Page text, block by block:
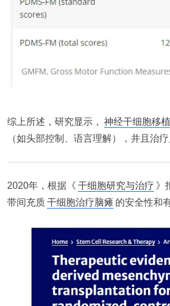
综上所述，研究显示， 神经干细胞移
（如头部控制、语言理解），并且治
2020年，根据《 干细胞研究与治疗 》
带间充质干细胞治疗脑瘫 的安全性和